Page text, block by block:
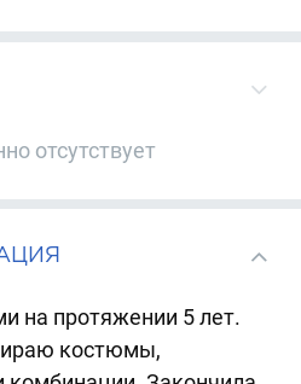
отсутствует
на протяжении 5 лет.
костюмы,